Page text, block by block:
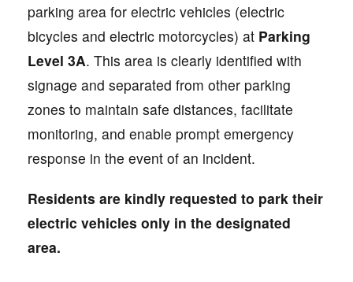
parking area for electric vehicles (electric
bicycles and electric motorcycles) at Parking
Level 3A. This area is clearly identified with
signage and separated from other parking
zones to maintain safe distances, facilitate
monitoring, and enable prompt emergency
response in the event of an incident.
Residents are kindly requested to park their
electric vehicles only in the designated
area.